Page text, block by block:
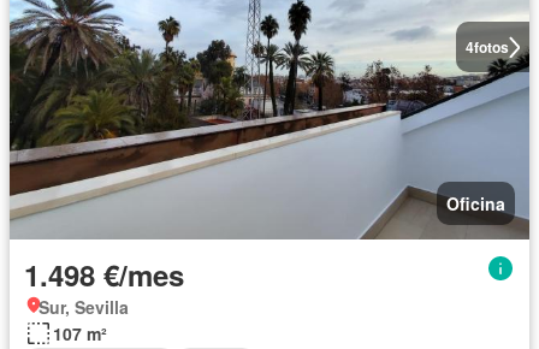
4fotos
Oficina
1.498 €/mes
Sur, Sevilla
107 m²